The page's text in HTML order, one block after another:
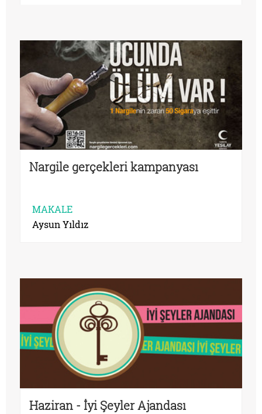
Nargile gerçekleri kampanyası
MAKALE
Aysun Yıldız
Haziran - İyi Şeyler Ajandası